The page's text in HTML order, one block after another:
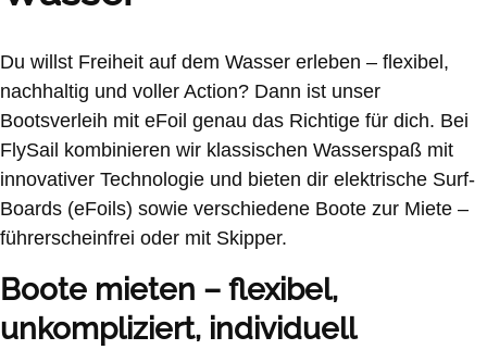
Du willst Freiheit auf dem Wasser erleben – flexibel,
nachhaltig und voller Action? Dann ist unser
Bootsverleih mit eFoil genau das Richtige für dich. Bei
FlySail kombinieren wir klassischen Wasserspaß mit
innovativer Technologie und bieten dir elektrische Surf-
Boards (eFoils) sowie verschiedene Boote zur Miete –
führerscheinfrei oder mit Skipper.
Boote mieten – flexibel,
unkompliziert, individuell